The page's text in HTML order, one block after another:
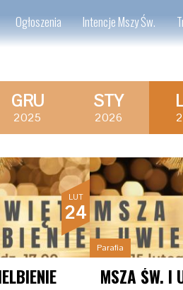
Ogłoszenia Intencje Mszy Św.
GRU
2025
STY
2026
LUT
24
Parafia